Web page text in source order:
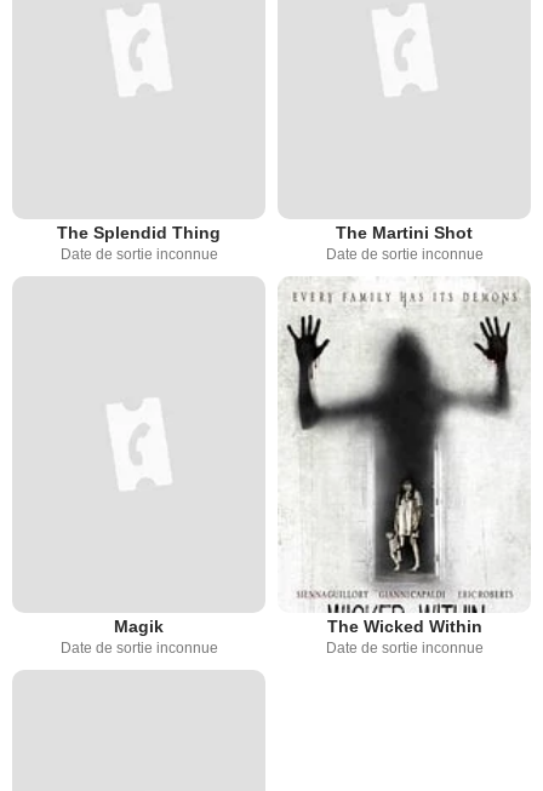
The Splendid Thing
Date de sortie inconnue
The Martini Shot
Date de sortie inconnue
Magik
Date de sortie inconnue
The Wicked Within
Date de sortie inconnue